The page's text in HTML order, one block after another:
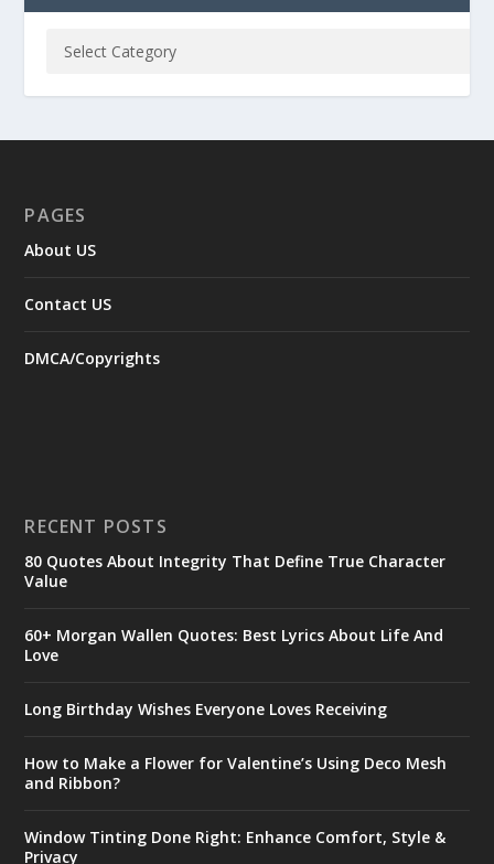
PAGES
About US
Contact US
DMCA/Copyrights
RECENT POSTS
80 Quotes About Integrity That Define True Character
Value
60+ Morgan Wallen Quotes: Best Lyrics About Life And
Love
Long Birthday Wishes Everyone Loves Receiving
How to Make a Flower for Valentine’s Using Deco Mesh
and Ribbon?
Window Tinting Done Right: Enhance Comfort, Style &
Privacy